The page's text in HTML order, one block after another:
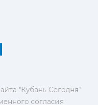
"Кубань Сегодня"
согласия